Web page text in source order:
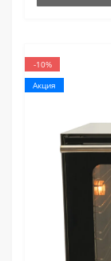
-10%
Акция